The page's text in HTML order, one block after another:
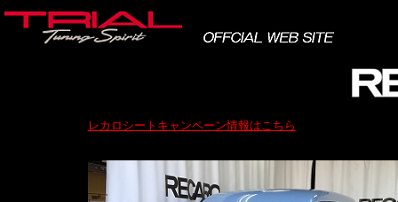
レカロシートキャンペーン情報はこちら